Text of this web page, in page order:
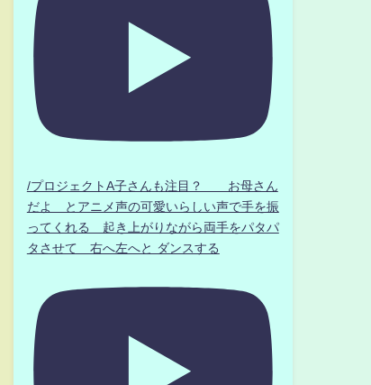
/プロジェクトA子さんも注目？ お母さん
だよ とアニメ声の可愛いらしい声で手を振
ってくれる 起き上がりながら両手をパタパ
タさせて 右へ左へと ダンスする